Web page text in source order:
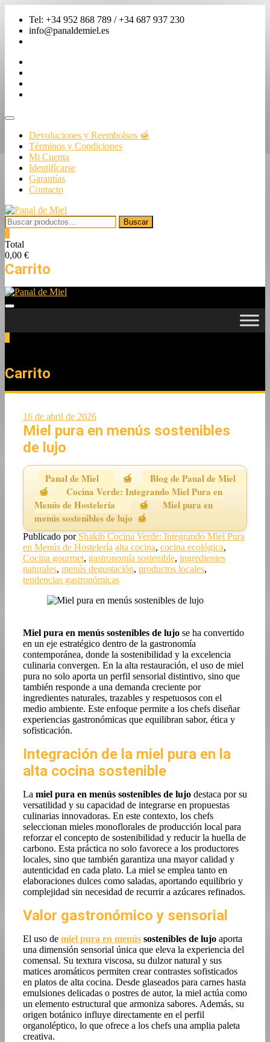
contenido
Tel: +34 952 868 789 / +34 687 937 230
info@panaldemiel.es
Menú
barra
superior
Devoluciones y Reembolsos 🍯
Términos y Condiciones
Mi Cuenta
Identifícarse
Garantías
Contacto
Buscar
por:
Buscar
Total
0,00 €
Carrito
Carrito
16 de abril de 2026
Miel pura en menús sostenibles
de lujo
Panal de Miel
Blog de Panal de Miel
Cocina Verde: Integrando Miel Pura en
Menús de Hostelería
Miel pura en
menús sostenibles de lujo
Publicado porShakib Cocina Verde: Integrando Miel Pura
en Menús de Hostelería alta cocina, cocina ecológica,
Cocina gourmet, gastronomía sostenible, ingredientes
naturales, menús degustación, productos locales,
tendencias gastronómicas
Miel pura en menús sostenibles de lujo se ha convertido
en un eje estratégico dentro de la gastronomía
contemporánea, donde la sostenibilidad y la excelencia
culinaria convergen. En la alta restauración, el uso de miel
pura no solo aporta un perfil sensorial distintivo, sino que
también responde a una demanda creciente por
ingredientes naturales, trazables y respetuosos con el
medio ambiente. Este enfoque permite a los chefs diseñar
experiencias gastronómicas que equilibran sabor, ética y
sofisticación.
Integración de la miel pura en la
alta cocina sostenible
La miel pura en menús sostenibles de lujo destaca por su
versatilidad y su capacidad de integrarse en propuestas
culinarias innovadoras. En este contexto, los chefs
seleccionan mieles monoflorales de producción local para
reforzar el concepto de sostenibilidad y reducir la huella de
carbono. Esta práctica no solo favorece a los productores
locales, sino que también garantiza una mayor calidad y
autenticidad en cada plato. La miel se emplea tanto en
elaboraciones dulces como saladas, aportando equilibrio y
complejidad sin necesidad de recurrir a azúcares refinados.
Valor gastronómico y sensorial
El uso de miel pura en menús sostenibles de lujo aporta
una dimensión sensorial única que eleva la experiencia del
comensal. Su textura viscosa, su dulzor natural y sus
matices aromáticos permiten crear contrastes sofisticados
en platos de alta cocina. Desde glaseados para carnes hasta
emulsiones delicadas o postres de autor, la miel actúa como
un elemento estructural que armoniza sabores. Además, su
origen botánico influye directamente en el perfil
organoléptico, lo que ofrece a los chefs una amplia paleta
creativa.